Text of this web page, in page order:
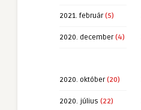
2021. február(5)
2020. december(4)
2020. október(20)
2020. július (22)